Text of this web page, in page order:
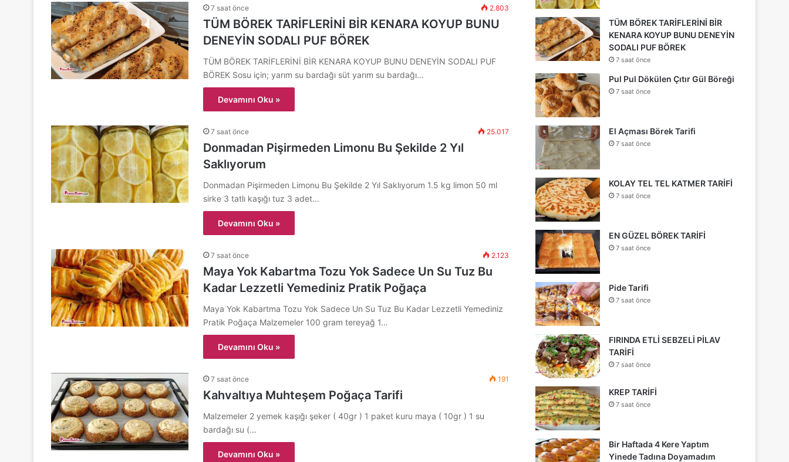
7 saat önce 2.803
TÜM BÖREK TARİFLERİNİ BİR KENARA KOYUP BUNU
DENEYİN SODALI PUF BÖREK
TÜM BÖREK TARİFLERİNİ BİR KENARA KOYUP BUNU DENEYİN SODALI PUF
BÖREK Sosu için; yarım su bardağı süt yarım su bardağı…
Devamını Oku »
7 saat önce 25.017
Donmadan Pişirmeden Limonu Bu Şekilde 2 Yıl
Saklıyorum
Donmadan Pişirmeden Limonu Bu Şekilde 2 Yıl Saklıyorum 1.5 kg limon 50 ml
sirke 3 tatlı kaşığı tuz 3 adet…
Devamını Oku »
7 saat önce 2.123
Maya Yok Kabartma Tozu Yok Sadece Un Su Tuz Bu
Kadar Lezzetli Yemediniz Pratik Poğaça
Maya Yok Kabartma Tozu Yok Sadece Un Su Tuz Bu Kadar Lezzetli Yemediniz
Pratik Poğaça Malzemeler 100 gram tereyağ 1…
Devamını Oku »
7 saat önce 191
Kahvaltıya Muhteşem Poğaça Tarifi
Malzemeler 2 yemek kaşığı şeker ( 40gr ) 1 paket kuru maya ( 10gr ) 1 su
bardağı su (…
Devamını Oku »
TÜM BÖREK TARİFLERİNİ BİR
KENARA KOYUP BUNU DENEYİN
SODALI PUF BÖREK
7 saat önce
Pul Pul Dökülen Çıtır Gül Böreği
7 saat önce
El Açması Börek Tarifi
7 saat önce
KOLAY TEL TEL KATMER TARİFİ
7 saat önce
EN GÜZEL BÖREK TARİFİ
7 saat önce
Pide Tarifi
7 saat önce
FIRINDA ETLİ SEBZELİ PİLAV
TARİFİ
7 saat önce
KREP TARİFİ
7 saat önce
Bir Haftada 4 Kere Yaptım
Yinede Tadına Doyamadım